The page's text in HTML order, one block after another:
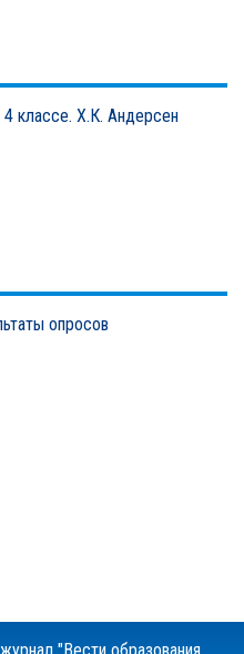
опросов